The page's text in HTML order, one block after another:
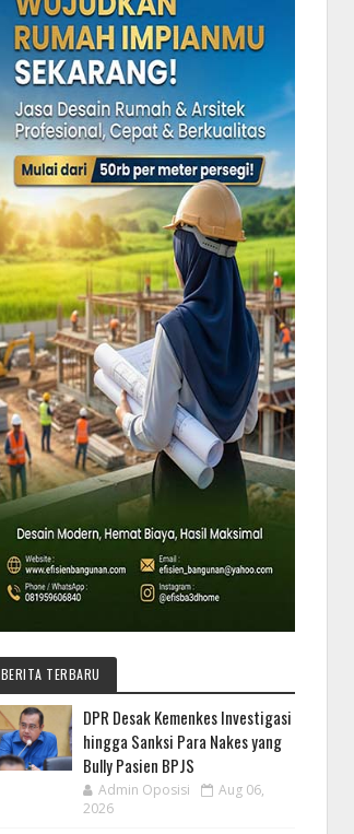
BERITA TERBARU
DPR Desak Kemenkes Investigasi
hingga Sanksi Para Nakes yang
Bully Pasien BPJS
Admin Oposisi
Aug 06,
2026